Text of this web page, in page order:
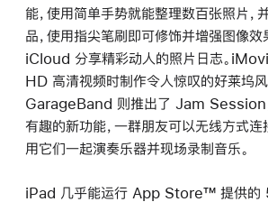
能，使用简单手势就能整理数百张照片，
品，使用指尖笔刷即可修饰并增强图像效
iCloud 分享精彩动人的照片日志。
HD 高清视频时制作令人惊叹的好莱坞风
GarageBand 则推出了 Jam Session
有趣的新功能，一群朋友可以无线方式连
用它们一起演奏乐器并现场录制音乐。
iPad 几乎能运行 App Store™ 提供